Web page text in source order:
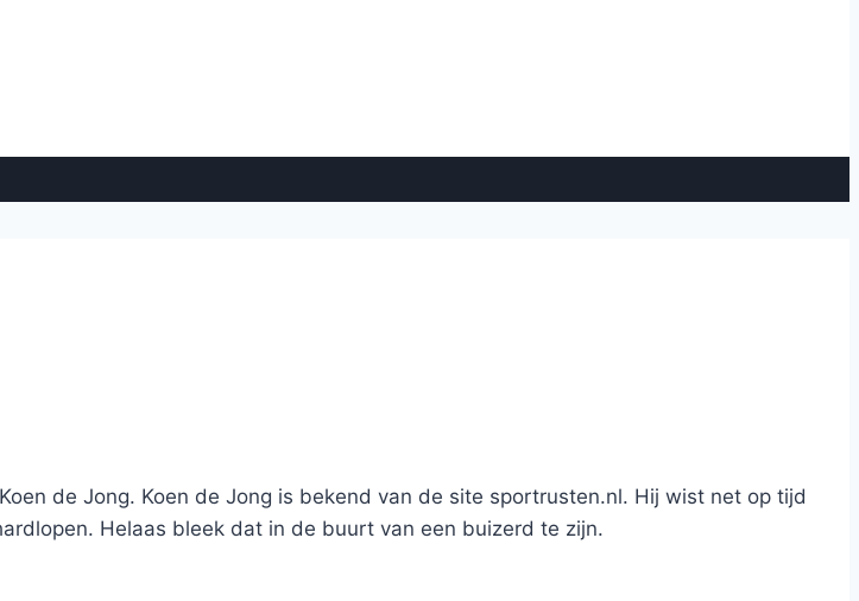
de Jong. Koen de Jong is bekend van de site sportrusten.nl. Hij wist net op tijd
Helaas bleek dat in de buurt van een buizerd te zijn.